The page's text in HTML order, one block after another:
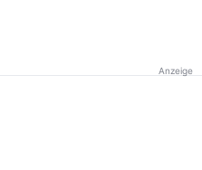
Anzeige